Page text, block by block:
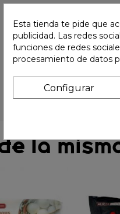
la
Esta tienda te pide que
publicidad. Las redes
funciones de redes
procesamiento de datos
Configurar